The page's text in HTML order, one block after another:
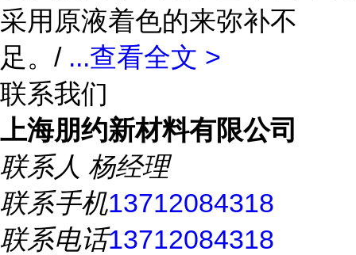
采用原液着色的来弥补不
足。/ ...查看全文 >
联系我们
上海朋约新材料有限公司
联系人 杨经理
联系手机13712084318
联系电话13712084318